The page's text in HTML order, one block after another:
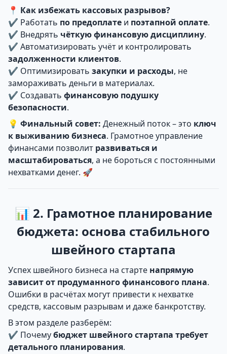
📍 Как избежать кассовых разрывов?
✔ Работать по предоплате и поэтапной оплате.
✔ Внедрять чёткую финансовую дисциплину.
✔ Автоматизировать учёт и контролировать
задолженности клиентов.
✔ Оптимизировать закупки и расходы, не
замораживать деньги в материалах.
✔ Создавать финансовую подушку
безопасности.
💡 Финальный совет: Денежный поток – это ключ
к выживанию бизнеса. Грамотное управление
финансами позволит развиваться и
масштабироваться, а не бороться с постоянными
нехватками денег. 🚀
📊 2. Грамотное планирование
бюджета: основа стабильного
швейного стартапа
Успех швейного бизнеса на старте напрямую
зависит от продуманного финансового плана.
Ошибки в расчётах могут привести к нехватке
средств, кассовым разрывам и даже банкротству.
В этом разделе разберём:
✔ Почемубюджет швейного стартапа требует
детального планирования.